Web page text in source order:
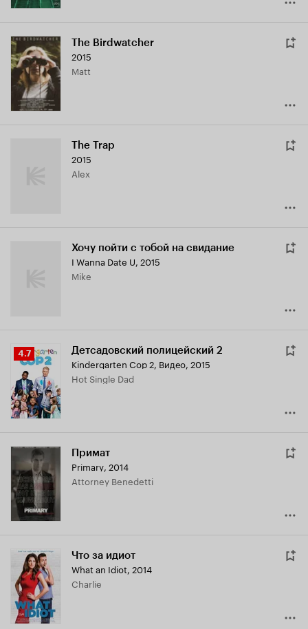
The Birdwatcher
2015
Matt
The Trap
2015
Alex
Хочу пойти с тобой на свидание
I Wanna Date U, 2015
Mike
Рейтинг
Кинопоиска
4.7
4.7 Детсадовский полицейский 2
Kindergarten Cop 2, Видео, 2015
Hot Single Dad
Примат
Primary, 2014
Attorney Benedetti
Что за идиот
What an Idiot, 2014
Charlie